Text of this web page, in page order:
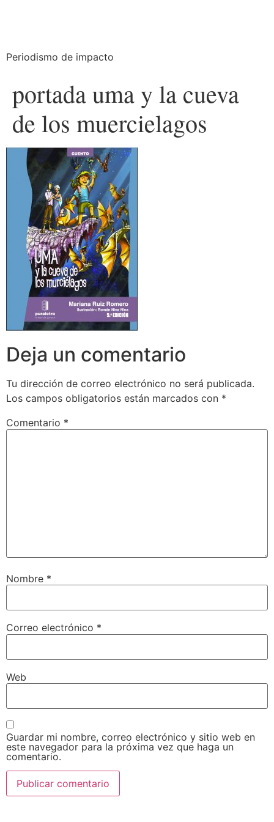
Periodismo de impacto
portada uma y la cueva
de los muercielagos
Deja un comentario
Tu dirección de correo electrónico no será publicada.
Los campos obligatorios están marcados con *
Comentario *
Nombre *
Correo electrónico *
Web
Guardar mi nombre, correo electrónico y sitio web en
este navegador para la próxima vez que haga un
comentario.